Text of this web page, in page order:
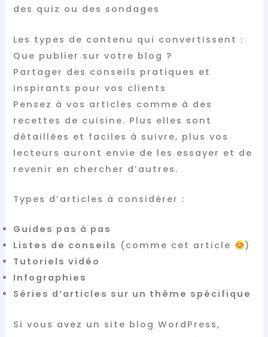
des quiz ou des sondages
Les types de contenu qui convertissent :
Que publier sur votre blog ?
Partager des conseils pratiques et
inspirants pour vos clients
Pensez à vos articles comme à des
recettes de cuisine. Plus elles sont
détaillées et faciles à suivre, plus vos
lecteurs auront envie de les essayer et de
revenir en chercher d’autres.
Types d’articles à considérer :
Guides pas à pas
Listes de conseils (comme cet article
)
Tutoriels vidéo
Infographies
Séries d’articles sur un thème spécifique
Si vous avez un site blog WordPress,